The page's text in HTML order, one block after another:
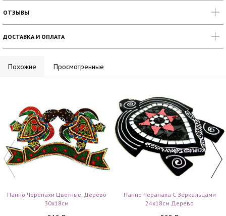
ОТЗЫВЫ
ДОСТАВКА И ОПЛАТА
Похожие Просмотренные
Панно Черепахи Цветные, Дерево
30х18см
Панно Черапаха С Зеркальцами
24х18см Дерево